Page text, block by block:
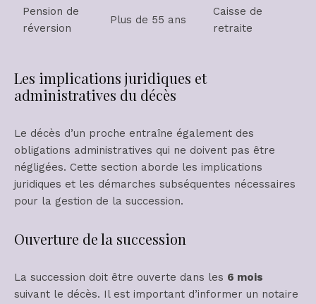
Pension de
réversion
Plus de 55 ans
Caisse de
retraite
Les implications juridiques et
administratives du décès
Le décès d’un proche entraîne également des
obligations administratives qui ne doivent pas être
négligées. Cette section aborde les implications
juridiques et les démarches subséquentes nécessaires
pour la gestion de la succession.
Ouverture de la succession
La succession doit être ouverte dans les 6 mois
suivant le décès. Il est important d’informer un notaire